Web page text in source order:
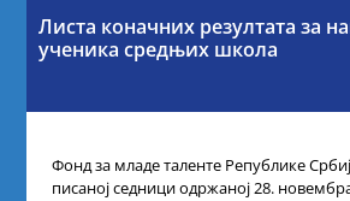
Листа коначних резултата за
ученика средњих школа
Фонд за младе таленте Републике
писаној седници одржаној 28.